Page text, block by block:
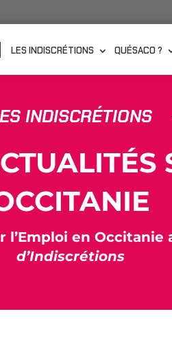
LES INDISCRÉTIONS QUÉSACO ?
INDISCRÉTIONS
en Occitanie
d’Indiscrétions